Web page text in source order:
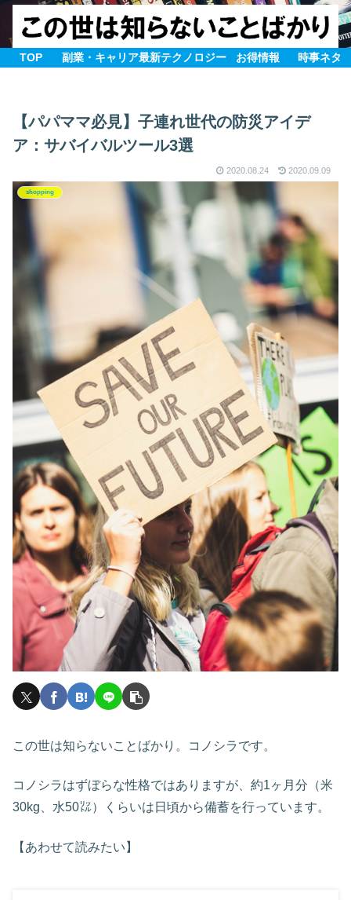
TOP 副業・キャリア最新テクノロジー お得情報 時事ネタ
【パパママ必見】子連れ世代の防災アイデ
ア：サバイバルツール3選
2020.08.24 2020.09.09
shopping
この世は知らないことばかり。コノシラです。
コノシラはずぼらな性格ではありますが、約1ヶ月分（米
30kg、水50㍑）くらいは日頃から備蓄を行っています。
【あわせて読みたい】